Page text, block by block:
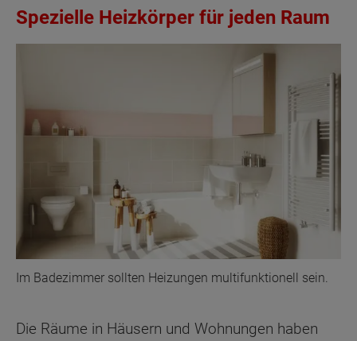
Spezielle Heizkörper für jeden Raum
Im Badezimmer sollten Heizungen multifunktionell sein.
Die Räume in Häusern und Wohnungen haben